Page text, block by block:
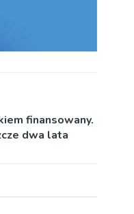
finansowany.
dwa lata